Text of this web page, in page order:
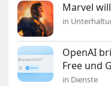
Marvel
in
OpenAI
Free und
in Dienste